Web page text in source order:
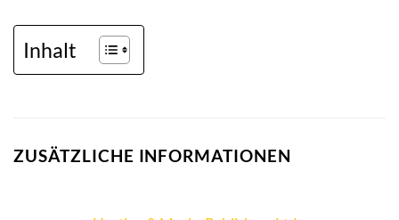
Inhalt
ZUSÄTZLICHE INFORMATIONEN